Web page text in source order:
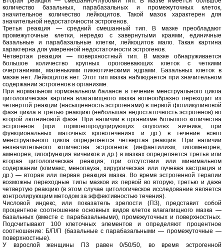
количество базальных, парабазальных и промежуточных клеток,
значительное количество лейкоцитов. Такой мазок характерен для
значительной недостаточности эстрогенов.
Третья реакция — средний смешанный тип. В мазке преобладают
промежуточные клетки, нередко с завернутыми краями, единичные
базальные и парабазальные клетки, лейкоцитов мало. Такая картина
характерна для умеренной недостаточности эстрогенов.
Четвертая реакция — поверхностный тип. В мазке обнаруживается
большое количество крупных ороговевающих клеток с четкими
очертаниями, маленькими пикнотическими ядрами. Базальных клеток в
мазке нет. Лейкоцитов нет. Этот тип мазка наблюдается при значительном
содержании эстрогенов в организме.
При нормальном гормональном балансе в течение менструального цикла
цитологическая картина влагалищного мазка волнообразно переходит из
четвертой реакции (насыщенность эстрогенами) в первой фолликулиновой
фазе цикла в третью реакцию (небольшая недостаточность эстрогенов) во
второй лютеиновой фазе. При наличии в организме большого количества
эстрогенов (при гормонопродуцирующих опухолях яичника, при
функциональных маточных кровотечениях и др.) в течение всего
менструального цикла определяется четвертая реакция. При наличии
незначительного количества эстрогенов (инфантилизм, гипоменорея,
аменорея, гипофункция яичников и др.) в мазках определяется третья или
вторая цитологическая реакция; при отсутствии или минимальном
содержании (климакс, менопауза, хирургическая или лучевая кастрация и
др.) — вторая или первая реакция мазка. Во время эстрогенной терапии
возможны переходные типы мазков из первой во вторую, третью и даже
четвертую реакцию (в этом случае цитологическое исследование является
контролирующим методом за эффективностью течения).
Числовой индекс, или показатель зрелости (ПЗ), представит собой
процентное соотношение основных видов клеток влагалищного мазка —
базальных (вместе с парабазальными), промежуточных и поверхностных.
Подсчитывают 100 клеточных элементов и определяют процентное
соотношение: Б/П/П (базальные с парабазальными — промежуточные —
поверхностные).
У взрослой женщины ПЗ равен 0/50/50, во время эстрогенной